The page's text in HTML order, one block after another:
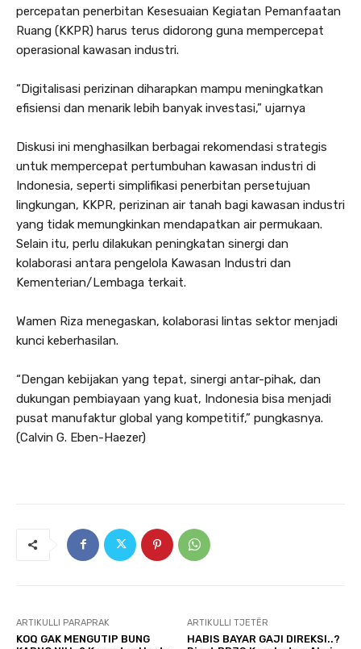
percepatan penerbitan Kesesuaian Kegiatan Pemanfaatan
Ruang (KKPR) harus terus didorong guna mempercepat
operasional kawasan industri.
“Digitalisasi perizinan diharapkan mampu meningkatkan
efisiensi dan menarik lebih banyak investasi,” ujarnya
Diskusi ini menghasilkan berbagai rekomendasi strategis
untuk mempercepat pertumbuhan kawasan industri di
Indonesia, seperti simplifikasi penerbitan persetujuan
lingkungan, KKPR, perizinan air tanah bagi kawasan industri
yang tidak memungkinkan mendapatkan air permukaan.
Selain itu, perlu dilakukan peningkatan sinergi dan
kolaborasi antara pengelola Kawasan Industri dan
Kementerian/Lembaga terkait.
Wamen Riza menegaskan, kolaborasi lintas sektor menjadi
kunci keberhasilan.
“Dengan kebijakan yang tepat, sinergi antar-pihak, dan
dukungan pembiayaan yang kuat, Indonesia bisa menjadi
pusat manufaktur global yang kompetitif,” pungkasnya.
(Calvin G. Eben-Haezer)
ARTIKULLI PARAPRAK
KOQ GAK MENGUTIP BUNG
ARTIKULLI TJETËR
HABIS BAYAR GAJI DIREKSI..?